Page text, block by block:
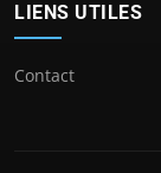
LIENS UTILES
Contact